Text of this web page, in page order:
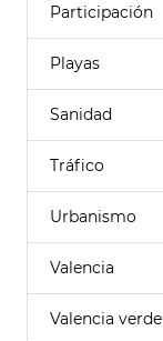
Participación
Playas
Sanidad
Tráfico
Urbanismo
Valencia
Valencia verde